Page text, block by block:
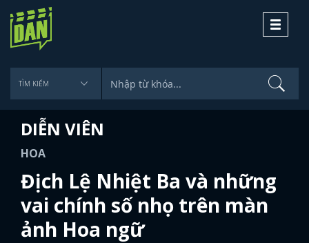
Toggle
DIỄN VIÊN
HOA
Địch Lệ Nhiệt Ba và những
vai chính số nhọ trên màn
ảnh Hoa ngữ